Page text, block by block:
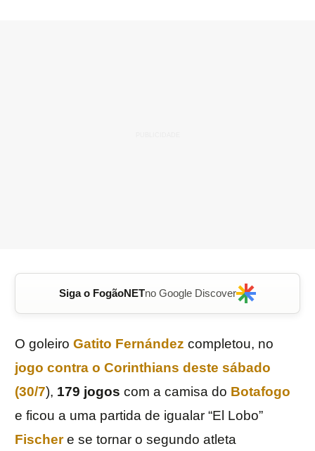
Siga o FogãoNETno Google Discover
O goleiro Gatito Fernández completou, no
jogo contra o Corinthians deste sábado
(30/7), 179 jogos com a camisa do Botafogo
e ficou a uma partida de igualar “El Lobo”
Fischere se tornar o segundo atleta